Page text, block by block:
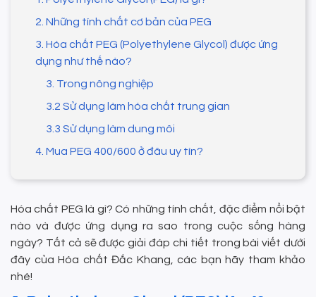
2. Những tính chất cơ bản của PEG
3. Hóa chất PEG (Polyethylene Glycol) được ứng
dụng như thế nào?
3. Trong nông nghiệp
3.2 Sử dụng làm hóa chất trung gian
3.3 Sử dụng làm dung môi
4. Mua PEG 400/600 ở đâu uy tín?
Hóa chất PEG là gì? Có những tính chất, đặc điểm nổi bật
nào và được ứng dụng ra sao trong cuộc sống hàng
ngày? Tất cả sẽ được giải đáp chi tiết trong bài viết dưới
đây của Hóa chất Đắc Khang, các bạn hãy tham khảo
nhé!